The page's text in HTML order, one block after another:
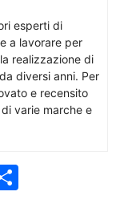
esperti di
a lavorare per
realizzazione di
diversi anni. Per
e recensito
varie marche e